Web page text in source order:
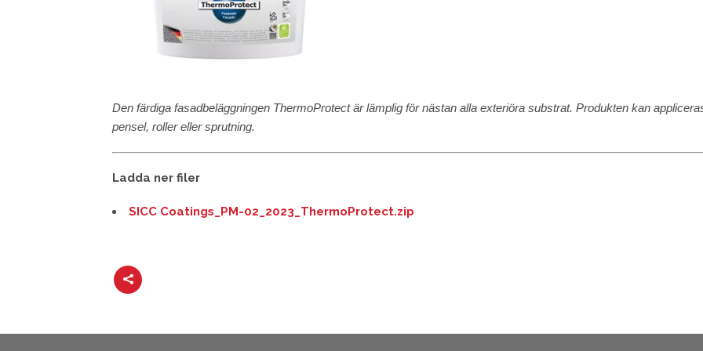
Den färdiga fasadbeläggningen ThermoProtect är lämplig för nästan alla exteriöra substrat. Produkten kan
pensel, roller eller sprutning.
Ladda ner filer
SICC Coatings_PM-02_2023_ThermoProtect.zip